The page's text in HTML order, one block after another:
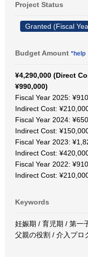
Project Status
Granted (Fiscal
Budget Amount *help
¥4,290,000 (Direct
¥990,000)
Fiscal Year 2025:
Indirect Cost:
Fiscal Year 2024:
Indirect Cost:
Fiscal Year 2023:
Indirect Cost:
Fiscal Year 2022:
Indirect Cost:
Keywords
妊娠期 / 育児期 / 第一
父親の役割 / 介入プロ